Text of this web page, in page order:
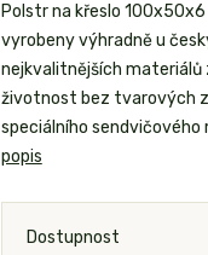
Polstr na křeslo
vyrobeny výhradně u
nejkvalitnějších materiálů
životnost bez tvarových
speciálního sendvičového
popis
Dostupnost